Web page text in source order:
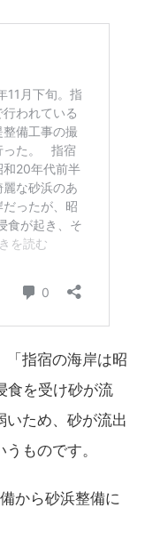
「指宿の海岸は昭
食を受け砂が流
いため、砂が流出
ものです。
から砂浜整備に